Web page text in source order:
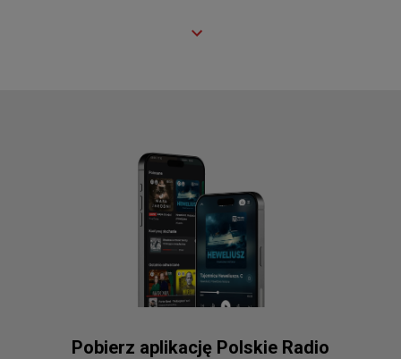
Pobierz aplikację Polskie Radio